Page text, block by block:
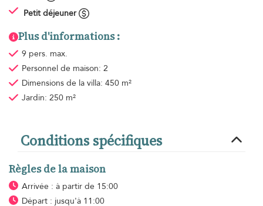
Petit déjeuner
Plus d'informations :
9 pers. max.
Personnel de maison: 2
Dimensions de la villa: 450 m²
Jardin: 250 m²
Conditions spécifiques
Règles de la maison
Arrivée : à partir de 15:00
Départ : jusqu'à 11:00